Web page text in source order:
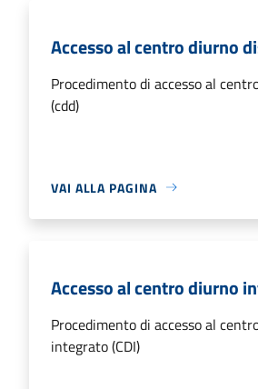
Accesso al centro diurno
Procedimento di accesso al
(cdd)
VAI ALLA PAGINA
Accesso al centro diurno
Procedimento di accesso al
integrato (CDI)